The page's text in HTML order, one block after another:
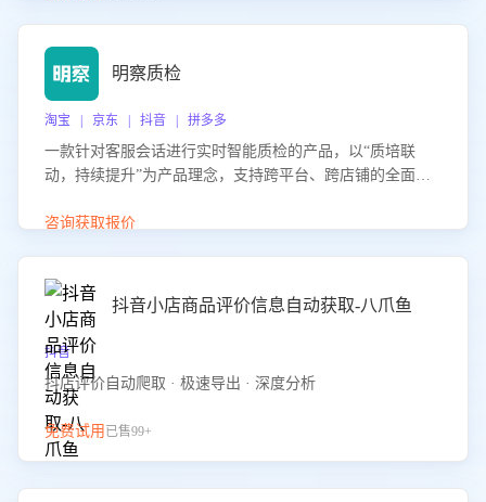
明察质检
淘宝 | 京东 | 抖音 | 拼多多
一款针对客服会话进行实时智能质检的产品，以“质培联
动，持续提升”为产品理念，支持跨平台、跨店铺的全面、
升客服团队的销服能力。
咨询获取报价
抖音小店商品评价信息自动获取-八爪鱼
抖音
抖店评价自动爬取 · 极速导出 · 深度分析
免费试用 已售99+